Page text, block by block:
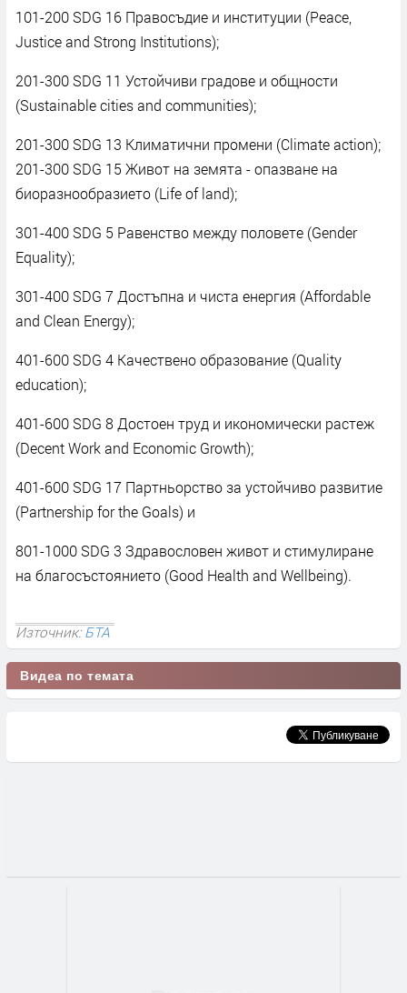
101-200 SDG 16 Правосъдие и институции (Peace,
Justice and Strong Institutions);
201-300 SDG 11 Устойчиви градове и общности
(Sustainable cities and communities);
201-300 SDG 13 Климатични промени (Climate action);
201-300 SDG 15 Живот на земята - опазване на
биоразнообразието (Life of land);
301-400 SDG 5 Равенство между половете (Gender
Equality);
301-400 SDG 7 Достъпна и чиста енергия (Affordable
and Clean Energy);
401-600 SDG 4 Качествено образование (Quality
education);
401-600 SDG 8 Достоен труд и икономически растеж
(Decent Work and Economic Growth);
401-600 SDG 17 Партньорство за устойчиво развитие
(Partnership for the Goals) и
801-1000 SDG 3 Здравословен живот и стимулиране
на благосъстоянието (Good Health and Wellbeing).
Източник:БТА
Видеа по темата